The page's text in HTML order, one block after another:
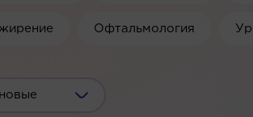
Офтальмология